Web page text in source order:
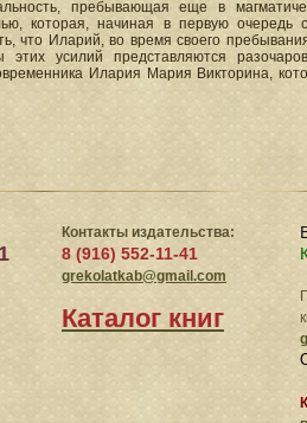
пребывающая еще в
которая, начиная в первую
что Иларий, во время своего
этих усилий представляются
Илария Мария Викторина,
Контакты издательства:
8 (916) 552-11-41
grekolatkab@gmail.com
Каталог книг